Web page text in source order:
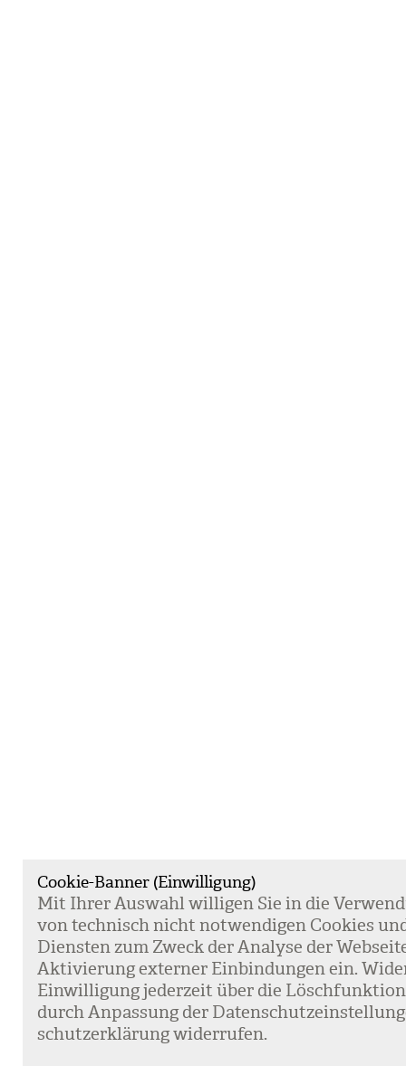
Cookie-Banner (Einwilligung)
Mit Ihrer Aus­wahl wil­li­gen Sie in die
von tech­nisch nicht not­wen­di­gen Coo­kies
Diens­ten zum Zweck der Ana­lyse der
Akti­vie­rung exter­ner Ein­bin­dun­gen ein.
Ein­wil­li­gung jeder­zeit über die
durch Anpas­sung der
schutz­er­klä­rung wider­ru­fen.